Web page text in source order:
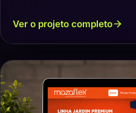
Ver o projeto completo